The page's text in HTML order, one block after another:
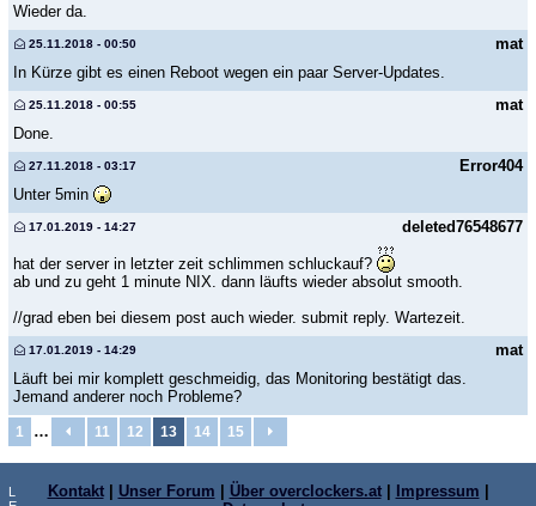
Wieder da.
mat
25.11.2018 - 00:50
In Kürze gibt es einen Reboot wegen ein paar Server-Updates.
mat
25.11.2018 - 00:55
Done.
Error404
27.11.2018 - 03:17
Unter 5min
deleted76548677
17.01.2019 - 14:27
hat der server in letzter zeit schlimmen schluckauf?
ab und zu geht 1 minute NIX. dann läufts wieder absolut smooth.
//grad eben bei diesem post auch wieder. submit reply. Wartezeit.
mat
17.01.2019 - 14:29
Läuft bei mir komplett geschmeidig, das Monitoring bestätigt das.
Jemand anderer noch Probleme?
1 … 11 12 13 14 15
L
Kontakt| Unser Forum | Über overclockers.at| Impressum |